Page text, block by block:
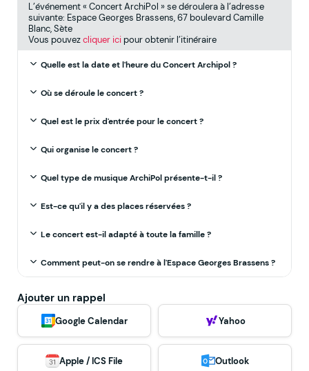
L’événement « Concert ArchiPol » se déroulera à l’adresse
suivante: Espace Georges Brassens, 67 boulevard Camille
Blanc, Sète
Vous pouvezcliquer icipour obtenir l’itinéraire
Quelle est la date et l'heure du Concert Archipol ?
Où se déroule le concert ?
Quel est le prix d'entrée pour le concert ?
Qui organise le concert ?
Quel type de musique ArchiPol présente-t-il ?
Est-ce qu'il y a des places réservées ?
Le concert est-il adapté à toute la famille ?
Comment peut-on se rendre à l'Espace Georges Brassens ?
Ajouter un rappel
Google Calendar Yahoo
Apple / ICS File Outlook